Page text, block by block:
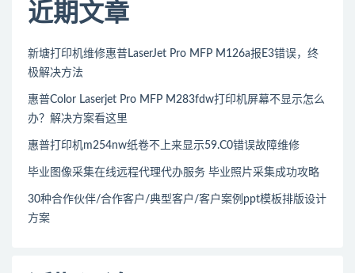
近期文章
新塘打印机维修惠普LaserJet Pro MFP M126a报E3错误，终
极解决方法
惠普Color Laserjet Pro MFP M283fdw打印机屏幕不显示怎么
办？解决方案看这里
惠普打印机m254nw纸卷不上来显示59.C0错误故障维修
毕业图像采集在线远程代理代办服务 毕业照片采集成功攻略
30种合作伙伴/合作客户/典型客户/客户案例ppt模板排版设计
方案